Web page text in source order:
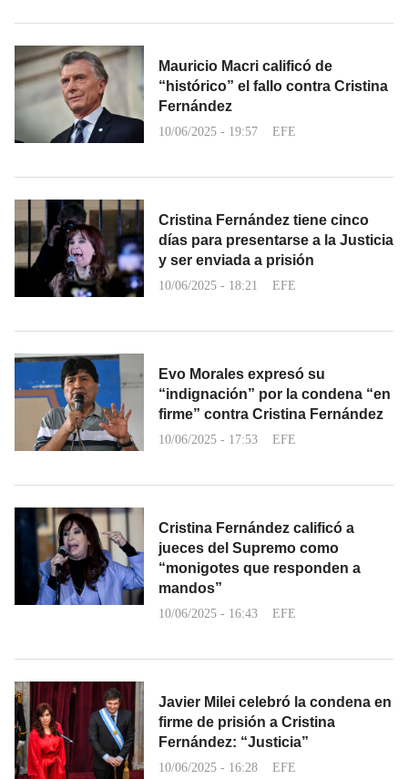
Mauricio Macri calificó de
“histórico” el fallo contra Cristina
Fernández
10/06/2025 - 19:57 EFE
Cristina Fernández tiene cinco
días para presentarse a la Justicia
y ser enviada a prisión
10/06/2025 - 18:21 EFE
Evo Morales expresó su
“indignación” por la condena “en
firme” contra Cristina Fernández
10/06/2025 - 17:53 EFE
Cristina Fernández calificó a
jueces del Supremo como
“monigotes que responden a
mandos”
10/06/2025 - 16:43 EFE
Javier Milei celebró la condena en
firme de prisión a Cristina
Fernández: “Justicia”
10/06/2025 - 16:28 EFE